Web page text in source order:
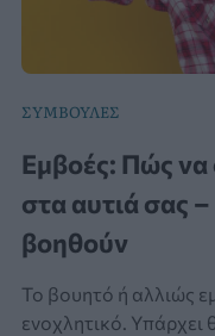
ΣΥΜΒΟΥΛΕΣ
Εμβοές: Πώς να
στα αυτιά σας
βοηθούν
Το βουητό ή αλλιώς
ενοχλητικό. Υπάρχει